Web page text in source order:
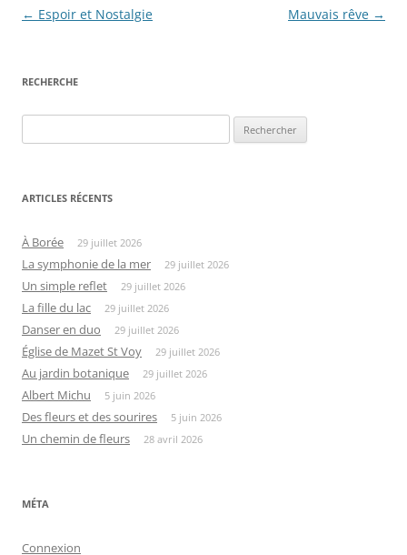
Navigation
← Espoir et Nostalgie Mauvais rêve →
RECHERCHE
ARTICLES RÉCENTS
À Borée 29 juillet 2026
La symphonie de la mer 29 juillet 2026
Un simple reflet 29 juillet 2026
La fille du lac 29 juillet 2026
Danser en duo 29 juillet 2026
Église de Mazet St Voy 29 juillet 2026
Au jardin botanique 29 juillet 2026
Albert Michu 5 juin 2026
Des fleurs et des sourires 5 juin 2026
Un chemin de fleurs 28 avril 2026
MÉTA
Connexion